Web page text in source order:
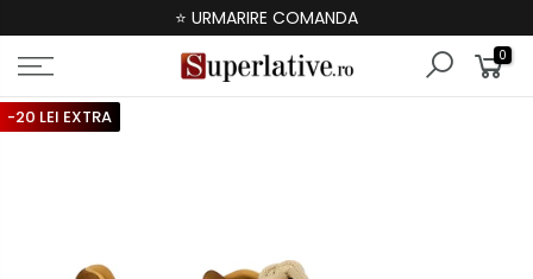
⭐ URMARIRE COMANDA
0
-20 LEI EXTRA